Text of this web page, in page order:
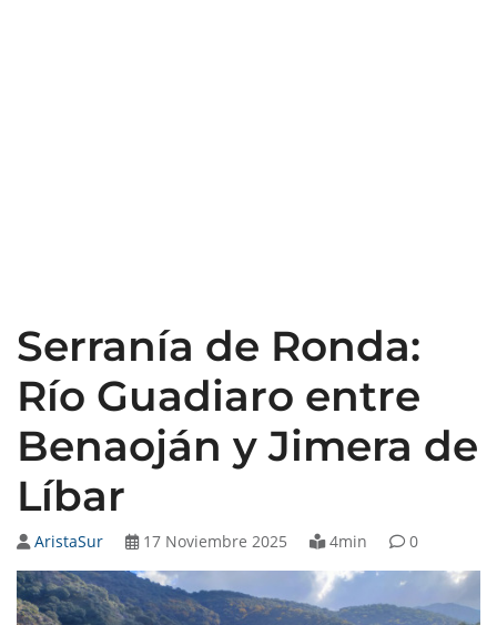
Serranía de Ronda:
Río Guadiaro entre
Benaoján y Jimera de
Líbar
AristaSur 17 Noviembre 2025 4min 0